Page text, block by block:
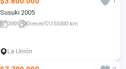
Susuki 2005
2005 Diesel 155000 km
La Unión